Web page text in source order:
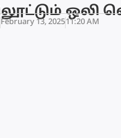
ஒலி
February 13, 202511:20 AM